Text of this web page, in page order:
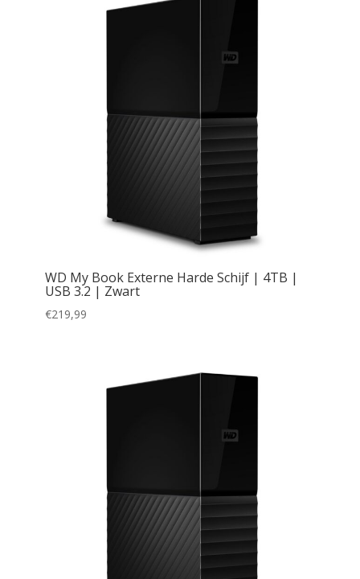
WD My Book Externe Harde Schijf | 4TB |
USB 3.2 | Zwart
€219,99